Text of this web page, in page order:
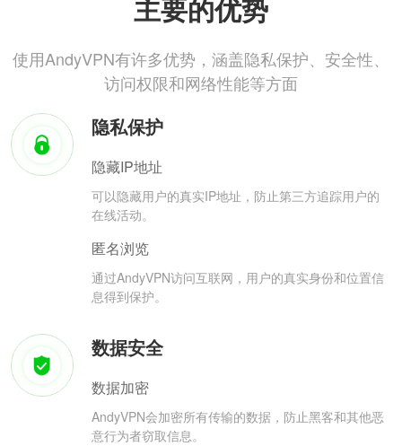
主要的优势
使用AndyVPN有许多优势，涵盖隐私保护、安全性、
访问权限和网络性能等方面
隐私保护
隐藏IP地址
可以隐藏用户的真实IP地址，防止第三方追踪用户的
在线活动。
匿名浏览
通过AndyVPN访问互联网，用户的真实身份和位置信
息得到保护。
数据安全
数据加密
AndyVPN会加密所有传输的数据，防止黑客和其他恶
意行为者窃取信息。